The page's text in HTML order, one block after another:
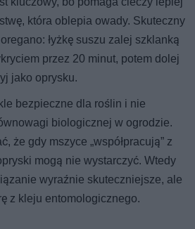
która oblepia owady. Skuteczny
łyżkę suszu zalej szklanką
przez 20 minut, potem dolej
jako oprysku.
bezpieczne dla roślin i nie
biologicznej w ogrodzie.
że gdy mszyce „współpracują” z
mogą nie wystarczyć. Wtedy
wyraźnie skuteczniejsze, ale
z kleju entomologicznego.